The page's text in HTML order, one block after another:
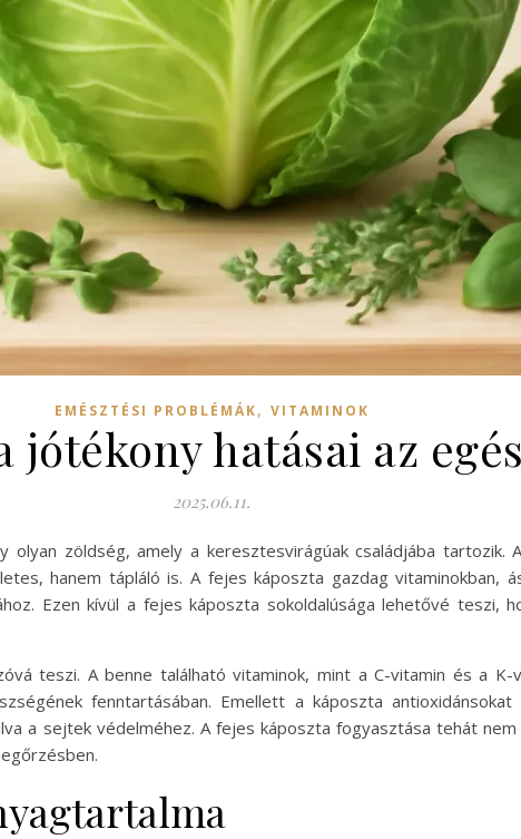
EMÉSZTÉSI PROBLÉMÁK, VITAMINOK
jótékony hatásai az
2025.06.11.
zöldség, amely a keresztesvirágúak családjába tartozik.
hanem tápláló is. A fejes káposzta gazdag vitaminokban,
Ezen kívül a fejes káposzta sokoldalúsága lehetővé teszi,
teszi. A benne található vitaminok, mint a C-vitamin és a
fenntartásában. Emellett a káposzta
a sejtek védelméhez. A fejes káposzta fogyasztása tehát